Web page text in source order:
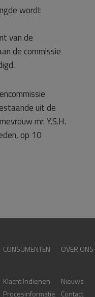
wordt
van de
de commissie
uit de
mr. Y.S.H.
op 10
CONSUMENTEN
Klacht Indienen
Procesinformatie
OVER ONS
Nieuws
Contact